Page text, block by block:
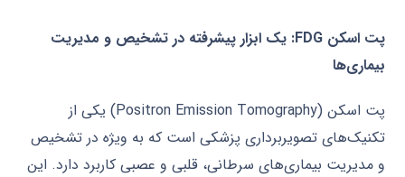
پت اسکن FDG: یک ابزار پیشرفته در تشخیص و مدیریت
بیماری‌ها
پت اسکن (Positron Emission Tomography) یکی از
تکنیک‌های تصویربرداری پزشکی است که به ویژه در تشخیص
و مدیریت بیماری‌های سرطانی، قلبی و عصبی کاربرد دارد. این